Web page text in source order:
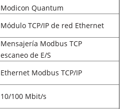
Modicon Quantum
Módulo TCP/IP de red Ethernet
Mensajería Modbus TCP
escaneo de E/S
Ethernet Modbus TCP/IP
10/100 Mbit/s